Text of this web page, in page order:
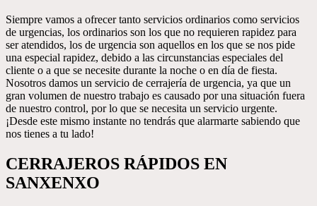
Siempre vamos a ofrecer tanto servicios ordinarios como servicios
de urgencias, los ordinarios son los que no requieren rapidez para
ser atendidos, los de urgencia son aquellos en los que se nos pide
una especial rapidez, debido a las circunstancias especiales del
cliente o a que se necesite durante la noche o en día de fiesta.
Nosotros damos un servicio de cerrajería de urgencia, ya que un
gran volumen de nuestro trabajo es causado por una situación fuera
de nuestro control, por lo que se necesita un servicio urgente.
¡Desde este mismo instante no tendrás que alarmarte sabiendo que
nos tienes a tu lado!
CERRAJEROS RÁPIDOS EN
SANXENXO